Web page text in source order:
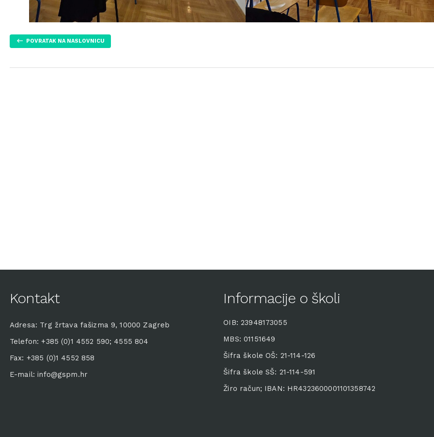
POVRATAK NA NASLOVNICU
Kontakt
Adresa: Trg žrtava fašizma 9, 10000 Zagreb
Telefon: +385 (0)1 4552 590; 4555 804
Fax: +385 (0)1 4552 858
E-mail: info@gspm.hr
Informacije o školi
OIB: 23948173055
MBS: 01151649
Šifra škole OŠ: 21-114-126
Šifra škole SŠ: 21-114-591
Žiro račun; IBAN: HR4323600001101358742